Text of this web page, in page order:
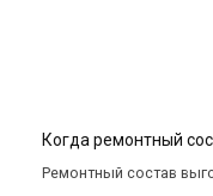
Когда ремонтный
Ремонтный состав